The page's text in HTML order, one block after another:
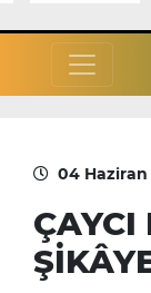
04 Haziran
ÇAYCI